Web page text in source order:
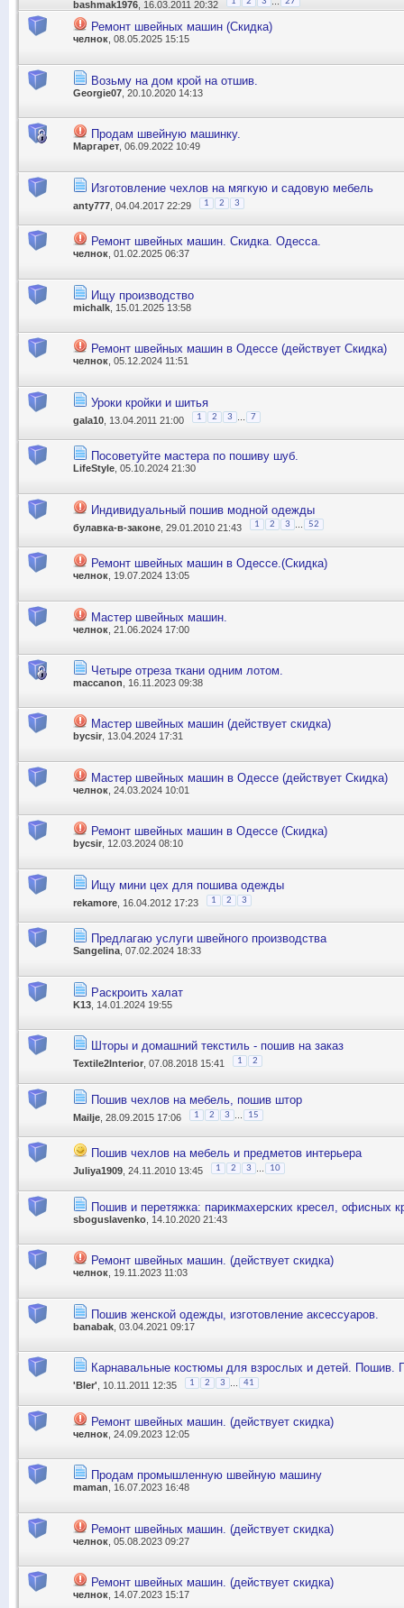
bashmak1976 , 16.03.2011 20:32
Ремонт швейных машин (Скидка)
челнок , 08.05.2025 15:15
Возьму на дом крой на отшив.
Georgie07 , 20.10.2020 14:13
Продам швейную машинку.
Маргарет , 06.09.2022 10:49
Изготовление чехлов на мягкую и садовую мебель
anty777 , 04.04.2017 22:29 1 2 3
Ремонт швейных машин. Скидка. Одесса.
челнок , 01.02.2025 06:37
Ищу производство
michalk , 15.01.2025 13:58
Ремонт швейных машин в Одессе (действует Скидка)
челнок , 05.12.2024 11:51
Уроки кройки и шитья
gala10 , 13.04.2011 21:00 1 2 3 ... 7
Посоветуйте мастера по пошиву шуб.
LifeStyle , 05.10.2024 21:30
Индивидуальный пошив модной одежды
булавка-в-законе , 29.01.2010 21:43 1 2 3 52
Ремонт швейных машин в Одессе.(Скидка)
челнок , 19.07.2024 13:05
Мастер швейных машин.
челнок , 21.06.2024 17:00
Четыре отреза ткани одним лотом.
maccanon , 16.11.2023 09:38
Мастер швейных машин (действует скидка)
bycsir, 13.04.2024 17:31
Мастер швейных машин в Одессе (действует Скидка)
челнок , 24.03.2024 10:01
Ремонт швейных машин в Одессе (Скидка)
bycsir, 12.03.2024 08:10
Ищу мини цех для пошива одежды
rekamore , 16.04.2012 17:23 1 2 3
Предлагаю услуги швейного производства
Sangelina , 07.02.2024 18:33
Раскроить халат
K13 , 14.01.2024 19:55
Шторы и домашний текстиль - пошив на заказ
Textile2Interior , 07.08.2018 15:41 1 2
Пошив чехлов на мебель, пошив штор
Mailje , 28.09.2015 17:06 1 2 3 15
Пошив чехлов на мебель и предметов интерьера
Juliya1909 , 24.11.2010 13:45 1 2 3 10
Пошив и перетяжка: парикмахерских кресел, офисных
sboguslavenko , 14.10.2020 21:43
Ремонт швейных машин. (действует скидка)
челнок , 19.11.2023 11:03
Пошив женской одежды, изготовление аксессуаров.
banabak , 03.04.2021 09:17
Карнавальные костюмы для взрослых и детей. Пошив.
'Bler' , 10.11.2011 12:35 1 2 3 41
Ремонт швейных машин. (действует скидка)
челнок , 24.09.2023 12:05
Продам промышленную швейную машину
maman , 16.07.2023 16:48
Ремонт швейных машин. (действует скидка)
челнок , 05.08.2023 09:27
Ремонт швейных машин. (действует скидка)
челнок , 14.07.2023 15:17